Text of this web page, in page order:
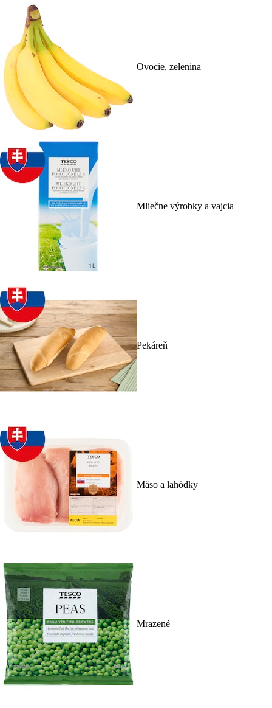
Ovocie, zelenina
Mliečne výrobky a vajcia
Pekáreň
Mäso a lahôdky
Mrazené